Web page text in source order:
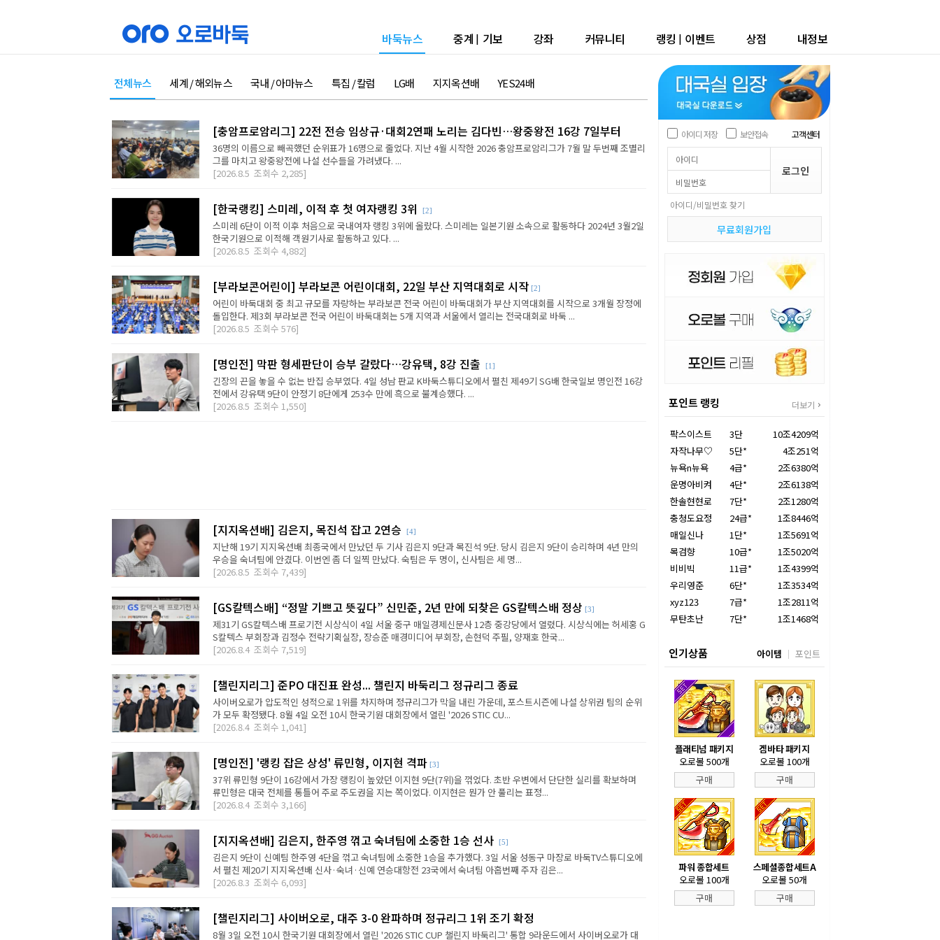
바둑뉴스 중계 | 기보 강좌 커뮤니티 랭킹 | 이벤트 상점 내정보
전체뉴스 세계 / 해외뉴스 국내 / 아마뉴스 특집 / 칼럼 LG배 지지옥션배 YES24배
[충암프로암리그] 22전 전승 임상규·대회2연패 노리는 김다빈…왕중왕전 16강 7일부터
36명의 이름으로 빼곡했던 순위표가 16명으로 줄었다. 지난 4월 시작한 2026 충암프로암리그가 7월 말 두번째 조별리
그를 마치고 왕중왕전에 나설 선수들을 가려냈다. ...
[2026.8.5 조회수 2,285]
[한국랭킹] 스미레, 이적 후 첫 여자랭킹 3위 [2]
스미레 6단이 이적 이후 처음으로 국내여자 랭킹 3위에 올랐다. 스미레는 일본기원 소속으로 활동하다 2024년 3월2일
한국기원으로 이적해 객원기사로 활동하고 있다. ...
[2026.8.5 조회수 4,882]
[부라보콘어린이] 부라보콘 어린이대회, 22일 부산 지역대회로 시작 [2]
어린이 바둑대회 중 최고 규모를 자랑하는 부라보콘 전국 어린이 바둑대회가 부산 지역대회를 시작으로 3개월 장정에
돌입한다. 제3회 부라보콘 전국 어린이 바둑대회는 5개 지역과 서울에서 열리는 전국대회로 바둑 ...
[2026.8.5 조회수 576]
[명인전] 막판 형세판단이 승부 갈랐다…강유택, 8강 진출 [1]
긴장의 끈을 놓을 수 없는 반집 승부였다. 4일 성남 판교 K바둑스튜디오에서 펼친 제49기 SG배 한국일보 명인전 16강
전에서 강유택 9단이 안정기 8단에게 253수 만에 흑으로 불계승했다. ...
[2026.8.5 조회수 1,550]
[지지옥션배] 김은지, 목진석 잡고 2연승 [4]
지난해 19기 지지옥션배 최종국에서 만났던 두 기사 김은지 9단과 목진석 9단. 당시 김은지 9단이 승리하며 4년 만의
우승을 숙녀팀에 안겼다. 이번엔 좀 더 일찍 만났다. 숙팀은 두 명이, 신사팀은 세 명...
[2026.8.5 조회수 7,439]
[GS칼텍스배] “정말 기쁘고 뜻깊다” 신민준, 2년 만에 되찾은 GS칼텍스배 정상 [3]
제31기 GS칼텍스배 프로기전 시상식이 4일 서울 중구 매일경제신문사 12층 중강당에서 열렸다. 시상식에는 허세홍 G
S칼텍스 부회장과 김정수 전략기획실장, 장승준 매경미디어 부회장, 손현덕 주필, 양재호 한국...
[2026.8.4 조회수 7,519]
[챌린지리그] 준PO 대진표 완성... 챌린지 바둑리그 정규리그 종료
사이버오로가 압도적인 성적으로 1위를 차지하며 정규리그가 막을 내린 가운데, 포스트시즌에 나설 상위권 팀의 순위
가 모두 확정됐다. 8월 4일 오전 10시 한국기원 대회장에서 열린 '2026 STIC CU...
[2026.8.4 조회수 1,041]
[명인전] '랭킹 잡은 상성' 류민형, 이지현 격파 [3]
37위 류민형 9단이 16강에서 가장 랭킹이 높았던 이지현 9단(7위)을 꺾었다. 초반 우변에서 단단한 실리를 확보하며
류민형은 대국 전체를 통틀어 주로 주도권을 지는 쪽이었다. 이지현은 뭔가 안 풀리는 표정...
[2026.8.4 조회수 3,166]
[지지옥션배] 김은지, 한주영 꺾고 숙녀팀에 소중한 1승 선사 [5]
김은지 9단이 신예팀 한주영 4단을 꺾고 숙녀팀에 소중한 1승을 추가했다. 3일 서울 성동구 마장로 바둑TV스튜디오에
서 펼친 제20기 지지옥션배 신사·숙녀·신예 연승대항전 23국에서 숙녀팀 아홉번째 주자 김은...
[2026.8.3 조회수 6,093]
[챌린지리그] 사이버오로, 대주 3-0 완파하며 정규리그 1위 조기 확정
8월 3일 오전 10시 한국기원 대회장에서 열린 '2026 STIC CUP 챌린지 바둑리그' 통합 9라운드에서 사이버오로가 대
아이디 저장 보안접속 고객센터
아이디/비밀번호 찾기
무료회원가입
포인트 랭킹 더보기
팍스이스트 3단
10조4209억
자작나무♡
5단*
4조251억
뉴욕n뉴욕
4급*
2조6380억
운명아비켜
4단*
2조6138억
한솔현현로
7단*
2조1280억
충청도요정
24급*
1조8446억
매일신나
1단*
1조5691억
목검향
10급*
1조5020억
비비빅
11급*
1조4399억
우리영준
6단*
1조3534억
xyz123
7급*
1조2811억
무탄초난
7단* 1조1468억
인기상품 아이템 포인트
플래티넘 패키지
오로볼 500개
구매
겜바타 패키지
오로볼 100개
구매
파워 종합세트
오로볼 100개
구매
스페셜종합세트A
오로볼 50개
구매